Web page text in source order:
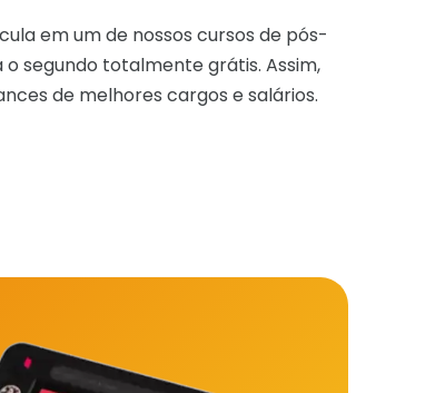
em um de nossos cursos de pós-
segundo totalmente grátis. Assim,
de melhores cargos e salários.